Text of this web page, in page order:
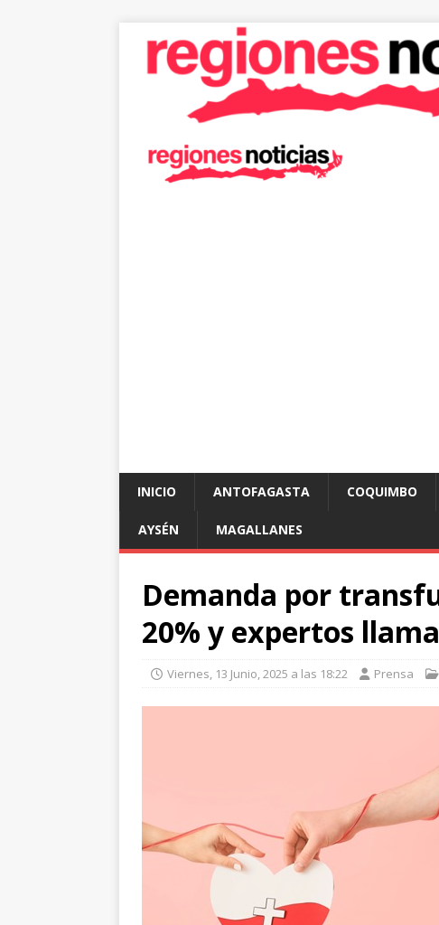
INICIO ANTOFAGASTA COQUIMBO
AYSÉN MAGALLANES
Demanda por
20% y expertos
Viernes, 13 Junio, 2025 a las 18:22 Prensa